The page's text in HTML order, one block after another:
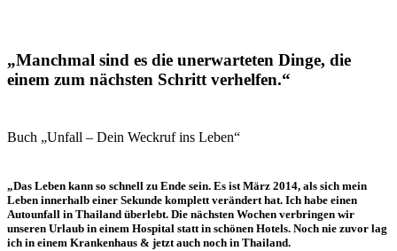
„Manchmal sind es die unerwarteten Dinge, die
einem zum nächsten Schritt verhelfen.“
Buch „Unfall – Dein Weckruf ins Leben“
„Das Leben kann so schnell zu Ende sein. Es ist März 2014, als sich mein
Leben innerhalb einer Sekunde komplett verändert hat. Ich habe einen
Autounfall in Thailand überlebt. Die nächsten Wochen verbringen wir
unseren Urlaub in einem Hospital statt in schönen Hotels. Noch nie zuvor lag
ich in einem Krankenhaus & jetzt auch noch in Thailand.